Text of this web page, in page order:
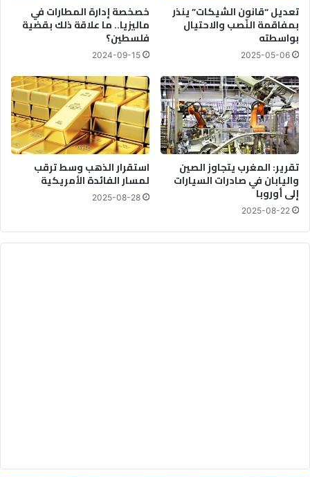
ن
ا
ي
ك
ه
ر
ب
ء
ب
ح
ل
و
ل
2
0
2
7
تعديل “قانون الشيكات” ينذر
بمفاقمة النّصب والاحتيال
بواسطته
2025-05-06
خصخصة إدارة المطارات في
ماليزيا.. ما علاقة ذلك بقضية
فلسطين؟
2024-09-15
تقرير: المغرب يتجاوز الصين
واليابان في صادرات السيارات
إلى أوروبا
2025-08-22
استقرار الذهب وسط ترقب
لمسار الفائدة الأمريكية
2025-08-28